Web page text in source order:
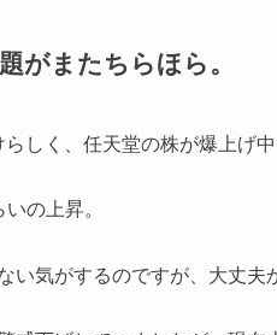
がまたちらほら。
しく、任天堂の株が爆上げ中
の上昇。
い気がするのですが、大丈夫